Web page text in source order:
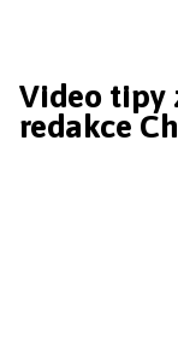
Video tipy
redakce